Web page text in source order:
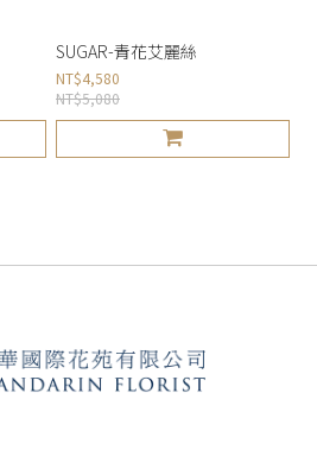
SUGAR-青花艾麗絲
NT$4,580
NT$5,080